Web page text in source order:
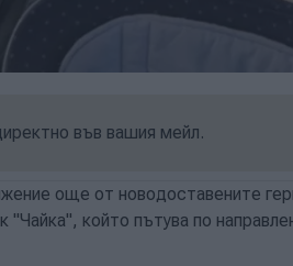
във вашия мейл.
още от новодоставените
"Чайка", който пътува по